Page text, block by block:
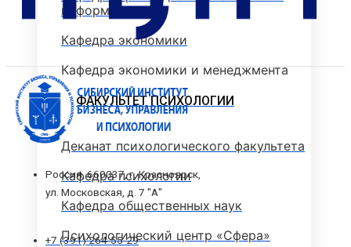
информатики
Кафедра экономики
Кафедра экономики и менеджмента
ФАКУЛЬТЕТ ПСИХОЛОГИИ
Деканат психологического факультета
Кафедра психологии
Кафедра общественных наук
Психологический центр «Сфера»
Россия, 660037, г. Красноярск,
ул. Московская, д. 7 "А"
+7 (391) 264-55-29